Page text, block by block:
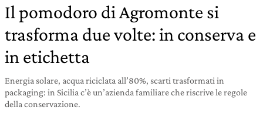
Il pomodoro di Agromonte si
trasforma due volte: in conserva e
in etichetta
Energia solare, acqua riciclata all’80%, scarti trasformati in
packaging: in Sicilia c’è un’azienda familiare che riscrive le regole
della conservazione.